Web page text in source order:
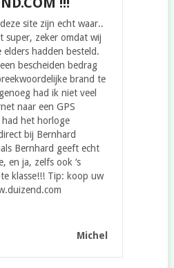
site zijn echt waar..
super, zeker omdat wij
elders hadden besteld.
bescheiden bedrag
brand te
had ik niet veel
naar een GPS
het horloge
bij Bernhard
Bernhard geeft echt
en ja, zelfs ook ‘s
klasse!!! Tip: koop uw
Michel